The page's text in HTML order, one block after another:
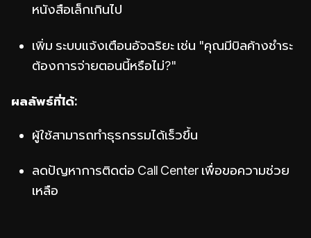
หนังสือเล็กเกินไป
เพิ่ม ระบบแจ้งเตือนอัจฉริยะ เช่น "คุณมีบิลค้างชำระ
ต้องการจ่ายตอนนี้หรือไม่?"
ผลลัพธ์ที่ได้:
ผู้ใช้สามารถทำธุรกรรมได้เร็วขึ้น
ลดปัญหาการติดต่อ Call Center เพื่อขอความช่วย
เหลือ